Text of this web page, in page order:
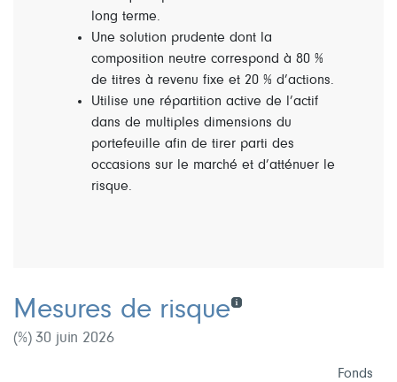
long terme.
Une solution prudente dont la
composition neutre correspond à 80 %
de titres à revenu fixe et 20 % d’actions.
Utilise une répartition active de l’actif
dans de multiples dimensions du
portefeuille afin de tirer parti des
occasions sur le marché et d’atténuer le
risque.
Mesures de risque
(%) 30 juin 2026
Fonds